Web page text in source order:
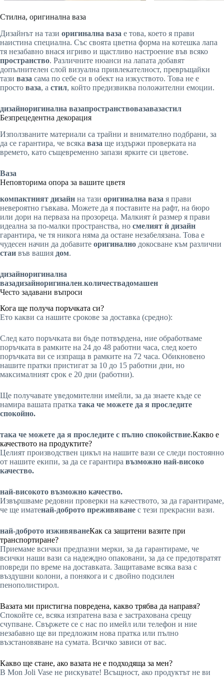
Стилна, оригинална ваза
Дизайнът на тази оригинална ваза е това, което я прави
наистина специална. Със своята цветна форма на котешка лапа
тя незабавно внася игриво и щастливо настроение във всяко
пространство. Различните нюанси на лапата добавят
допълнителен слой визуална привлекателност, превръщайки
тази ваза сама по себе си в обект на изкуството. Това не е
просто ваза, а стил, който предизвиква положителни емоции.
дизайноригинална вазапространствовазавазастил
Безпрецедентна декорация
Използваните материали са трайни и внимателно подбрани, за
да се гарантира, че всяка ваза ще издържи проверката на
времето, като същевременно запази ярките си цветове.
Ваза
Неповторима опора за вашите цветя
компактният дизайн на тази оригинална ваза я прави
невероятно гъвкава. Можете да я поставите на рафт, на бюро
или дори на перваза на прозореца. Малкият ѝ размер я прави
идеална за по-малки пространства, но смелият ѝ дизайн
гарантира, че тя никога няма да остане незабелязана. Това е
чудесен начин да добавите оригинално докосване към различни
стаи във вашия дом.
дизайноригинална
вазадизайноригинален.количествадомашен
Често задавани въпроси
Кога ще получа поръчката си?
Ето какви са нашите срокове за доставка (средно):
След като поръчката ви бъде потвърдена, ние обработваме
поръчката в рамките на 24 до 48 работни часа, след което
поръчката ви се изпраща в рамките на 72 часа. Обикновено
нашите пратки пристигат за 10 до 15 работни дни, но
максималният срок е 20 дни (работни).
Ще получавате уведомителни имейли, за да знаете къде се
намира вашата пратка така че можете да я проследите
спокойно.
така че можете да я проследите с пълно спокойствие.Какво е
качеството на продуктите?
Целият производствен цикъл на нашите вази се следи постоянно
от нашите екипи, за да се гарантира възможно най-високо
качество.
най-високото възможно качество.
Извършваме редовни проверки на качеството, за да гарантираме,
че ще иматенай-доброто преживяване с тези прекрасни вази.
най-доброто изживяванеКак са защитени вазите при
транспортиране?
Приемаме всички предпазни мерки, за да гарантираме, че
всички наши вази са надеждно опаковани, за да се предотвратят
повреди по време на доставката. Защитаваме всяка ваза с
въздушни колони, а понякога и с двойно подсилен
пенополистирол.
Вазата ми пристигна повредена, какво трябва да направя?
Спокойте се, всяка изпратена ваза е застрахована срещу
счупване. Свържете се с нас по имейл или телефон и ние
незабавно ще ви предложим нова пратка или пълно
възстановяване на сумата. Всичко зависи от вас.
Какво ще стане, ако вазата не е подходяща за мен?
В Mon Joli Vase не рискувате! Всъщност, ако продуктът не ви